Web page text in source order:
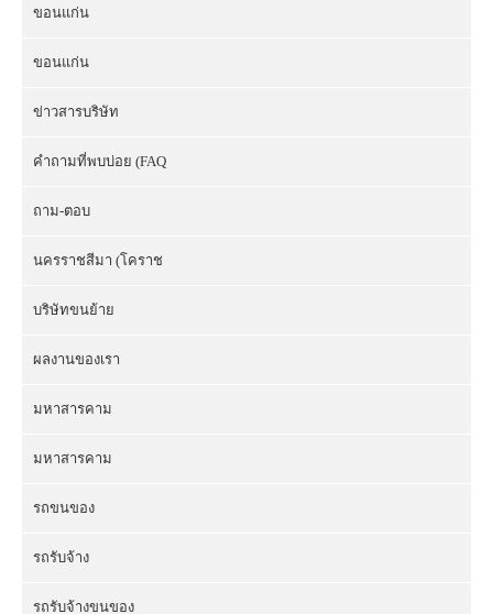
ขอนแก่น
ขอนแก่น
ข่าวสารบริษัท
คำถามที่พบบ่อย (FAQ
ถาม-ตอบ
นครราชสีมา (โคราช
บริษัทขนย้าย
ผลงานของเรา
มหาสารคาม
มหาสารคาม
รถขนของ
รถรับจ้าง
รถรับจ้างขนของ